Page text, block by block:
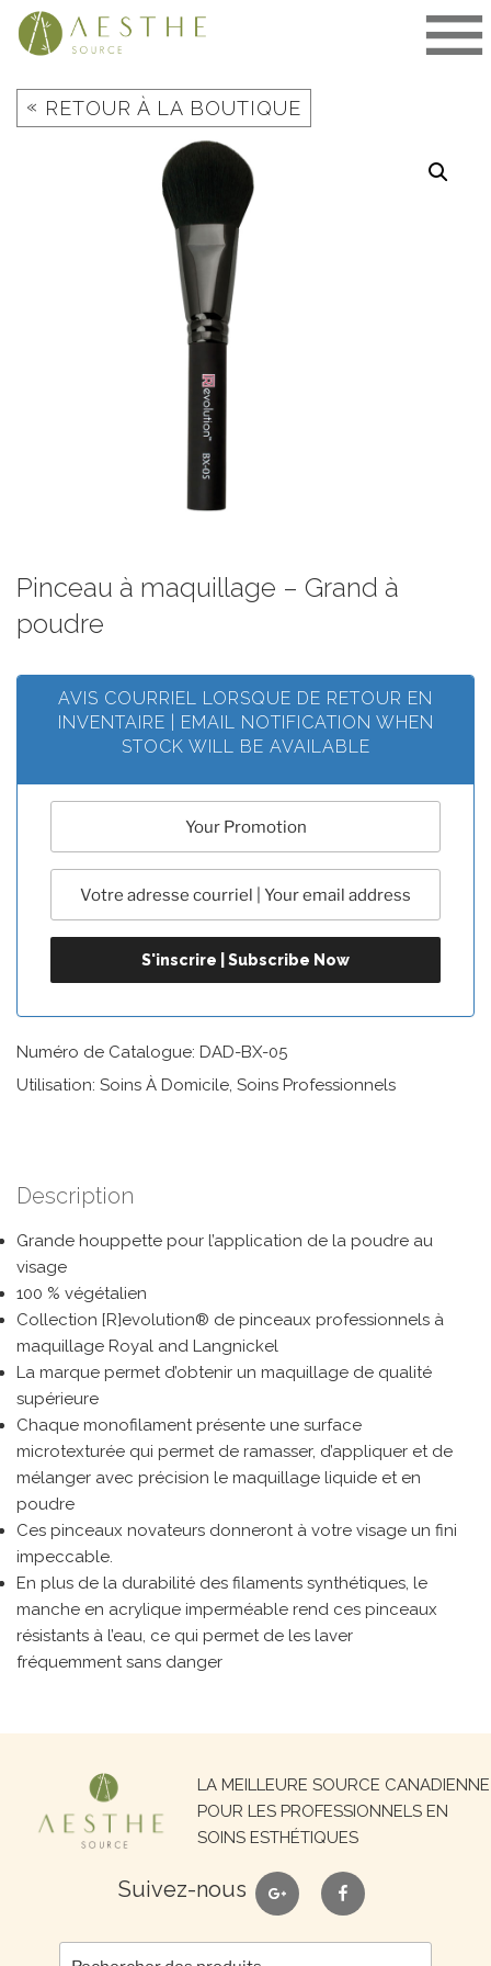
Aller
« RETOUR À LA BOUTIQUE
Pinceau à maquillage – Grand à
poudre
AVIS COURRIEL LORSQUE DE RETOUR EN
INVENTAIRE | EMAIL NOTIFICATION WHEN
STOCK WILL BE AVAILABLE
Numéro de Catalogue: DAD-BX-05
Utilisation: Soins À Domicile, Soins Professionnels
Description
Grande houppette pour l’application de la poudre au
visage
100 % végétalien
Collection [R]evolution® de pinceaux professionnels à
maquillage Royal and Langnickel
La marque permet d’obtenir un maquillage de qualité
supérieure
Chaque monofilament présente une surface
microtexturée qui permet de ramasser, d’appliquer et de
mélanger avec précision le maquillage liquide et en
poudre
Ces pinceaux novateurs donneront à votre visage un fini
impeccable.
En plus de la durabilité des filaments synthétiques, le
manche en acrylique imperméable rend ces pinceaux
résistants à l’eau, ce qui permet de les laver
fréquemment sans danger
LA MEILLEURE SOURCE CANADIENNE
POUR LES PROFESSIONNELS EN
SOINS ESTHÉTIQUES
Suivez-nous google facebook
Recherche
pour :